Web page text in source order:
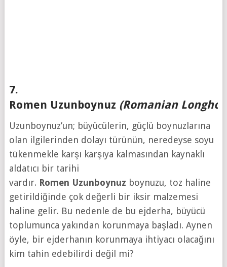
7.
Romen Uzunboynuz (Romanian
Uzunboynuz’un; büyücülerin, güçlü boynuzlarına
olan ilgilerinden dolayı türünün, neredeyse soyu
tükenmekle karşı karşıya kalmasından kaynaklı
aldatıcı bir tarihi
vardır. Romen Uzunboynuz boynuzu, toz haline
getirildiğinde çok değerli bir iksir malzemesi
haline gelir. Bu nedenle de bu ejderha, büyücü
toplumunca yakından korunmaya başladı. Aynen
öyle, bir ejderhanın korunmaya ihtiyacı olacağını
kim tahin edebilirdi değil mi?